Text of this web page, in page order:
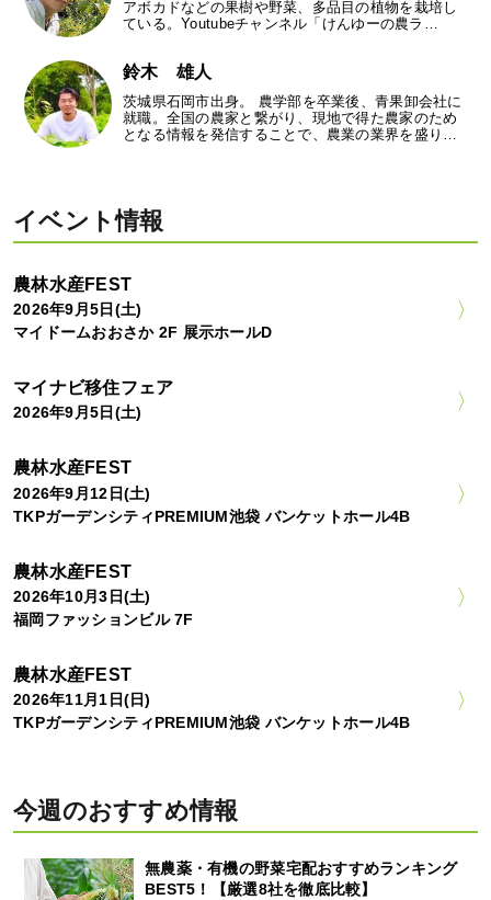
アボカドなどの果樹や野菜、多品目の植物を栽培し
ている。Youtubeチャンネル「けんゆーの農ラ…
鈴木 雄人
茨城県石岡市出身。 農学部を卒業後、青果卸会社に
就職。全国の農家と繋がり、現地で得た農家のため
となる情報を発信することで、農業の業界を盛り…
イベント情報
農林水産FEST
2026年9月5日(土)
マイドームおおさか 2F 展示ホールD
マイナビ移住フェア
2026年9月5日(土)
農林水産FEST
2026年9月12日(土)
TKPガーデンシティPREMIUM池袋 バンケットホール4B
農林水産FEST
2026年10月3日(土)
福岡ファッションビル 7F
農林水産FEST
2026年11月1日(日)
TKPガーデンシティPREMIUM池袋 バンケットホール4B
今週のおすすめ情報
無農薬・有機の野菜宅配おすすめランキング
BEST5！【厳選8社を徹底比較】